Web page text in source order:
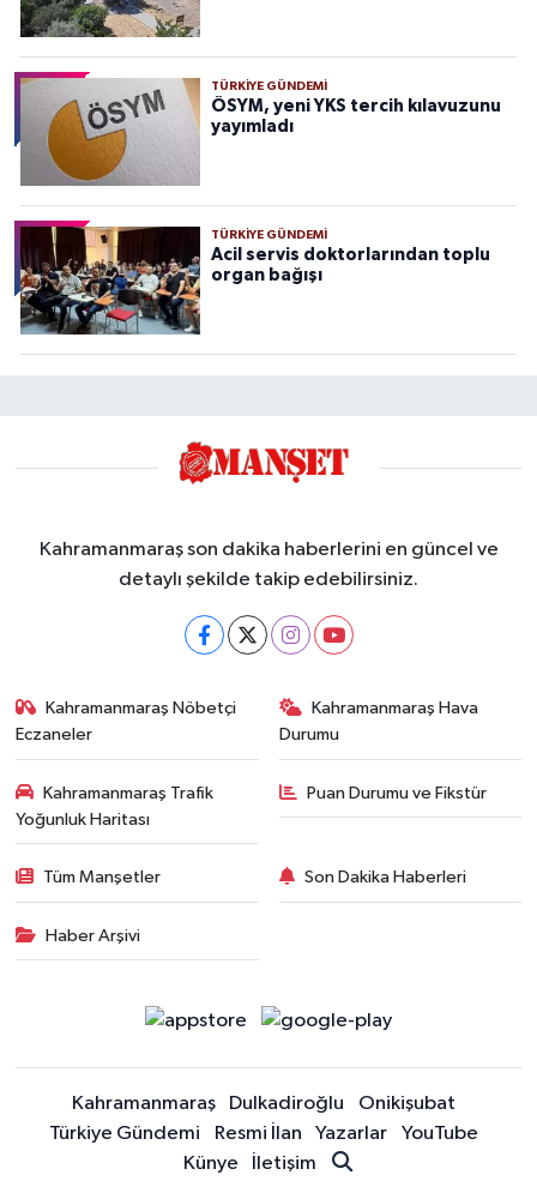
TÜRKIYE GÜNDEMI
ÖSYM, yeni YKS tercih kılavuzunu
yayımladı
TÜRKIYE GÜNDEMI
Acil servis doktorlarından toplu
organ bağışı
Kahramanmaraş son dakika haberlerini en güncel ve
detaylı şekilde takip edebilirsiniz.
Kahramanmaraş Nöbetçi
Eczaneler
Kahramanmaraş Hava
Durumu
Kahramanmaraş Trafik
Yoğunluk Haritası
Puan Durumu ve Fikstür
Tüm Manşetler Son Dakika Haberleri
Haber Arşivi
Kahramanmaraş Dulkadiroğlu
Onikişubat
Türkiye Gündemi
Resmi İlan Yazarlar
YouTube
Künye
İletişim